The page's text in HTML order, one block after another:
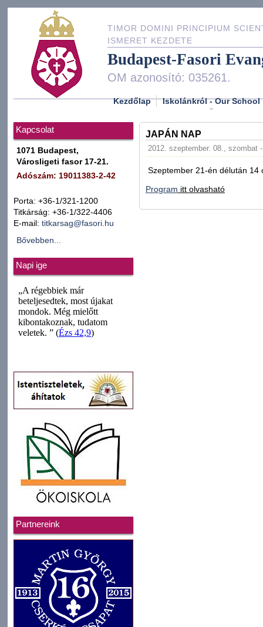
TIMOR DOMINI PRINCIPIUM
ISMERET KEZDETE
Budapest-Fasori
OM azonosító: 035261.
Kezdőlap Iskolánkról - Our School
Kapcsolat
1071 Budapest,
Városligeti fasor 17-21.
Adószám: 19011383-2-42
Porta: +36-1/321-1200
Titkárság: +36-1/322-4406
E-mail: titkarsag@fasori.hu
Bővebben...
Napi ige
Partnereink
JAPÁN NAP
2012. szeptember. 08., szombat
Szeptember 21-én délután 14
Program itt olvasható